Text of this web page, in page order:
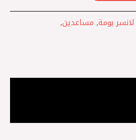
لانسر بومة, مساعدين,